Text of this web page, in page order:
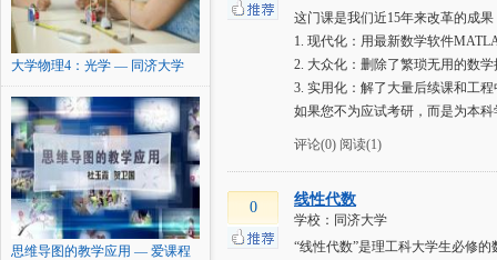
大学物理4：光学 — 同济大学
思维导图的教学应用 — 爱课程
这门课是我们近15年来改革的成
1. 现代化：用最新数学软件
2. 大众化：删除了繁琐无用的数
3. 实用化：解了大量后续课和工
如果您不为应试考研，而是为本
评论(0) 阅读(1)
0 线性代数
学校：同济大学
“线性代数”是理工科大学生必修